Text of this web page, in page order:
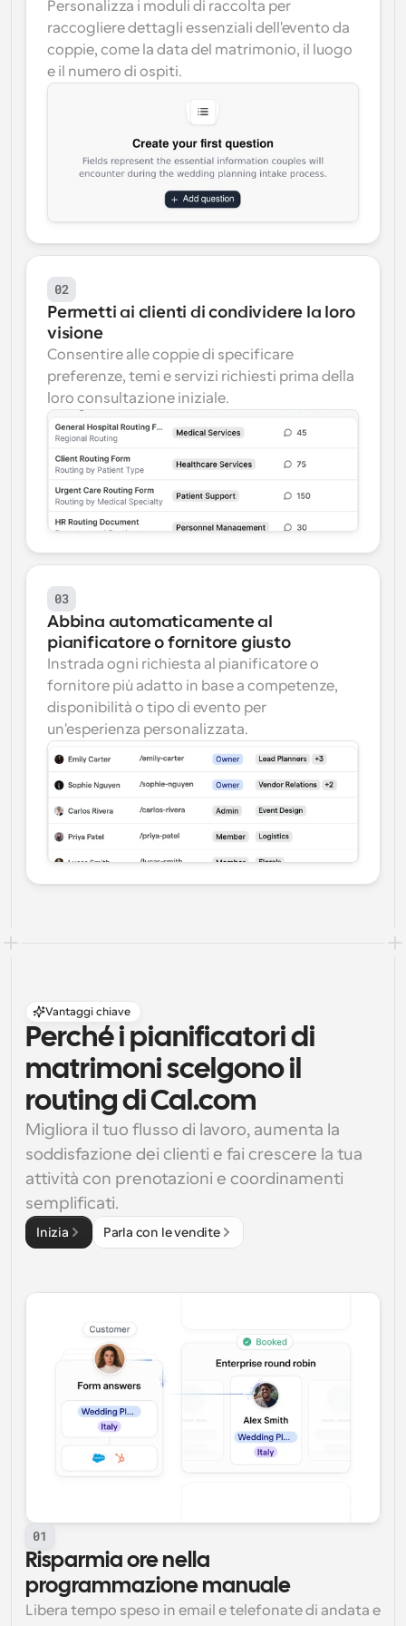
Personalizza i moduli di raccolta per
raccogliere dettagli essenziali dell'evento da
coppie, come la data del matrimonio, il luogo
e il numero di ospiti.
02
Permetti ai clienti di condividere la loro
visione
Consentire alle coppie di specificare
preferenze, temi e servizi richiesti prima della
loro consultazione iniziale.
03
Abbina automaticamente al
pianificatore o fornitore giusto
Instrada ogni richiesta al pianificatore o
fornitore più adatto in base a competenze,
disponibilità o tipo di evento per
un'esperienza personalizzata.
Vantaggi chiave
Perché i pianificatori di
matrimoni scelgono il
routing di Cal.com
Migliora il tuo flusso di lavoro, aumenta la
soddisfazione dei clienti e fai crescere la tua
attività con prenotazioni e coordinamenti
semplificati.
Inizia Parla con le vendite
01
Risparmia ore nella
programmazione manuale
Libera tempo speso in email e telefonate di andata e